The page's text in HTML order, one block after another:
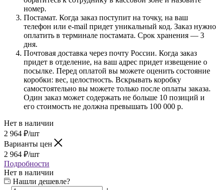
номер.
Постамат. Когда заказ поступит на точку, на ваш
телефон или e-mail придет уникальный код. Заказ нужно
оплатить в терминале постамата. Срок хранения — 3
дня.
Почтовая доставка через почту России. Когда заказ
придет в отделение, на ваш адрес придет извещение о
посылке. Перед оплатой вы можете оценить состояние
коробки: вес, целостность. Вскрывать коробку
самостоятельно вы можете только после оплаты заказа.
Один заказ может содержать не больше 10 позиций и
его стоимость не должна превышать 100 000 р.
Нет в наличии
2 964 ₽/шт
Варианты цен
2 964 ₽/шт
Подробности
Нет в наличии
Нашли дешевле?